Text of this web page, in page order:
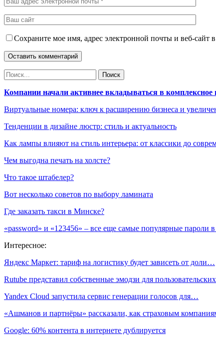
Сохраните мое имя, адрес электронной почты и веб-сайт
Компании начали активнее вкладываться в комплексное
Виртуальные номера: ключ к расширению бизнеса и
Тенденции в дизайне люстр: стиль и актуальность
Как лампы влияют на стиль интерьера: от классики до
Чем выгодна печать на холсте?
Что такое штабелер?
Вот несколько советов по выбору ламината
Где заказать такси в Минске?
«password» и «123456» – все еще самые популярные пароли
Интересное:
Яндекс Маркет: тариф на логистику будет зависеть от доли…
Rutube представил собственные эмодзи для
Yandex Cloud запустила сервис генерации голосов для…
«Ашманов и партнёры» рассказали, как страховым
Google: 60% контента в интернете дублируется